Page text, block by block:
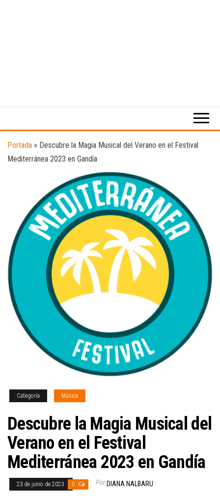
digital
el
Portada » Descubre la Magia Musical del Verano en el Festival
Mediterránea 2023 en Gandía
Categoría Música
Descubre la Magia Musical del
Verano en el Festival
Mediterránea 2023 en Gandía
23 de junio de 2023 0 Por DIANA NALBARU